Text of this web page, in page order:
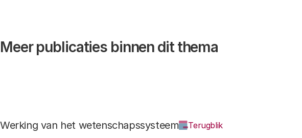
Meer publicaties binnen dit thema
Werking van het wetenschapssysteem Terugblik